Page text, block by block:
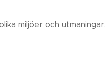
miljöer och utmaningar.